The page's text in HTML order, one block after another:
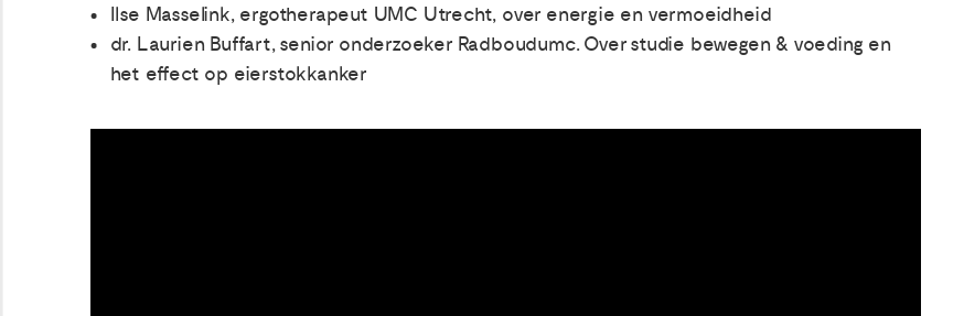
Ilse Masselink, ergotherapeut UMC Utrecht, over energie en vermoeidheid
dr. Laurien Buffart, senior onderzoeker Radboudumc. Over studie bewegen & voeding en
het effect op eierstokkanker